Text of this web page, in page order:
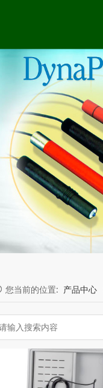
您当前的位置: 产品中心